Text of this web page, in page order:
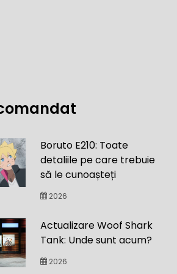
Boruto E210: Toate
detaliile pe care trebuie
să le cunoașteți
2026
Actualizare Woof Shark
Tank: Unde sunt acum?
2026